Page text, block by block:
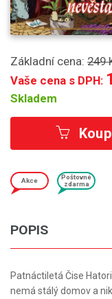
Základní cena: 249
Vaše cena s DPH:
Skladem
Akce
Poštovné
zdarma
POPIS
Patnáctiletá Čise
nemá stálý domov a